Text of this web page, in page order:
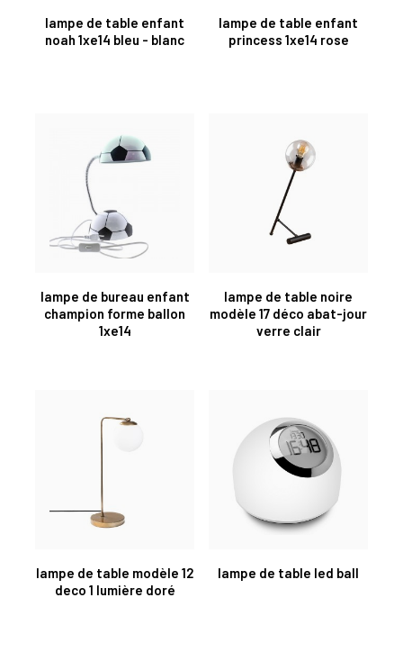
lampe de table enfant
noah 1xe14 bleu - blanc
lampe de table enfant
princess 1xe14 rose
lampe de bureau enfant
champion forme ballon
1xe14
lampe de table noire
modèle 17 déco abat-jour
verre clair
lampe de table modèle 12
deco 1 lumière doré
lampe de table led ball